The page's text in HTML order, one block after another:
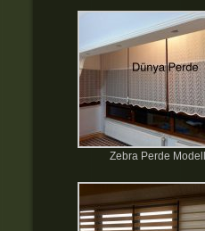
Zebra Perde